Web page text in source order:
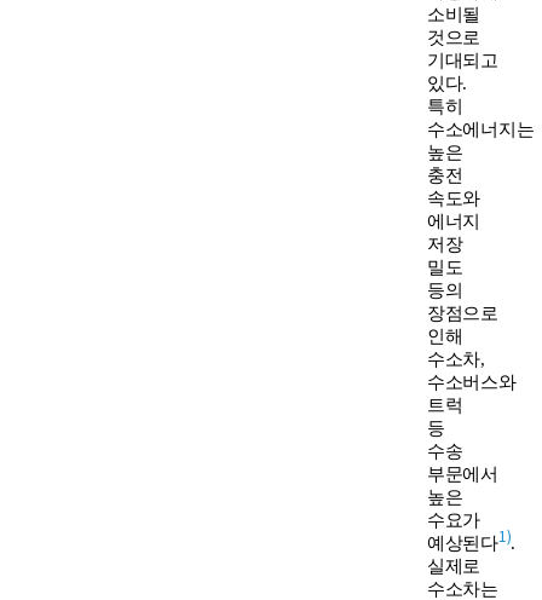
소비될
것으로
기대되고
있다.
특히
수소에너지는
높은
충전
속도와
에너지
저장
밀도
등의
장점으로
인해
수소차,
수소버스와
트럭
등
수송
부문에서
높은
수요가
예상된다1).
실제로
수소차는